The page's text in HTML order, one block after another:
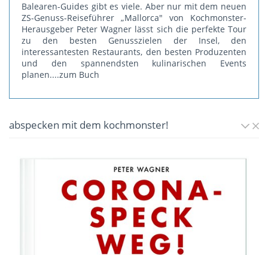
Balearen-Guides gibt es viele. Aber nur mit dem neuen
ZS-Genuss-Reiseführer „Mallorca" von Kochmonster-
Herausgeber Peter Wagner lässt sich die perfekte Tour
zu den besten Genusszielen der Insel, den
interessantesten Restaurants, den besten Produzenten
und den spannendsten kulinarischen Events
planen....zum Buch
abspecken mit dem kochmonster!